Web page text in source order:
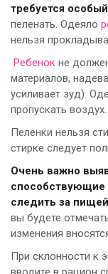
требуется
пеленать. Одеяло
нельзя
Ребенок не
материалов,
усиливает зуд).
пропускать воздух.
Пеленки нельзя
стирке следует
Очень важно
способствующие
следить за пищей
вы будете
изменения
При склонности к